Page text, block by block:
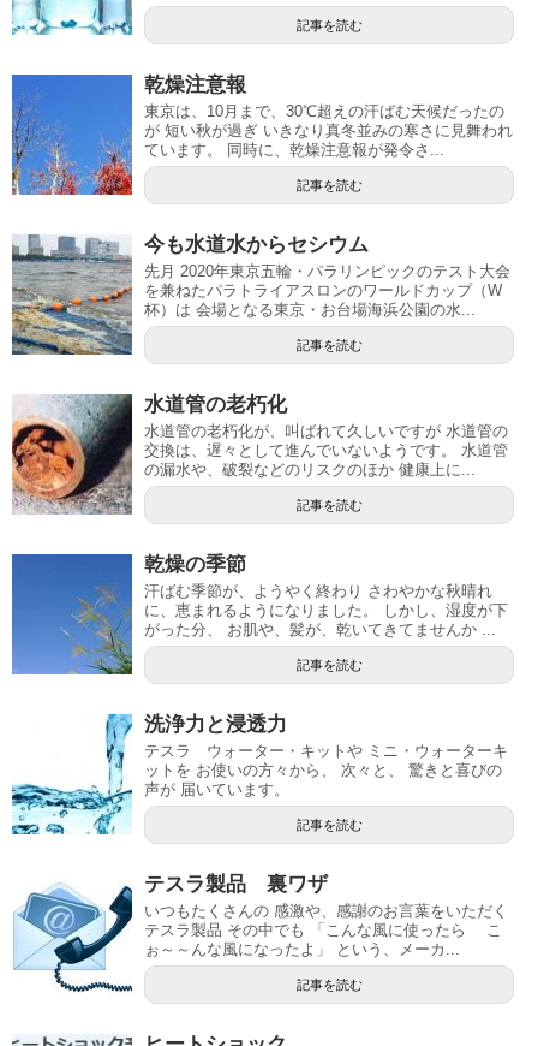
記事を読む
乾燥注意報
東京は、10月まで、30℃超えの汗ばむ天候だったの
が 短い秋が過ぎ いきなり真冬並みの寒さに見舞われ
ています。 同時に、乾燥注意報が発令さ...
記事を読む
今も水道水からセシウム
先月 2020年東京五輪・パラリンピックのテスト大会
を兼ねたパラトライアスロンのワールドカップ（W
杯）は 会場となる東京・お台場海浜公園の水...
記事を読む
水道管の老朽化
水道管の老朽化が、叫ばれて久しいですが 水道管の
交換は、遅々として進んでいないようです。 水道管
の漏水や、破裂などのリスクのほか 健康上に...
記事を読む
乾燥の季節
汗ばむ季節が、ようやく終わり さわやかな秋晴れ
に、恵まれるようになりました。 しかし、湿度が下
がった分、 お肌や、髪が、乾いてきてませんか ...
記事を読む
洗浄力と浸透力
テスラ ウォーター・キットや ミニ・ウォーターキ
ットを お使いの方々から、 次々と、 驚きと喜びの
声が 届いています。
記事を読む
テスラ製品 裏ワザ
いつもたくさんの 感激や、感謝のお言葉をいただく
テスラ製品 その中でも 「こんな風に使ったら こ
ぉ～～んな風になったよ」 という、メーカ...
記事を読む